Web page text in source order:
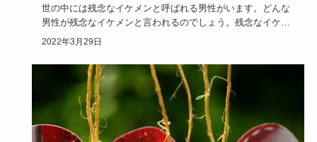
世の中には残念なイケメンと呼ばれる男性がいます。どんな
男性が残念なイケメンと言われるのでしょう。残念なイケメ
ンの特徴を25…
2022年3月29日